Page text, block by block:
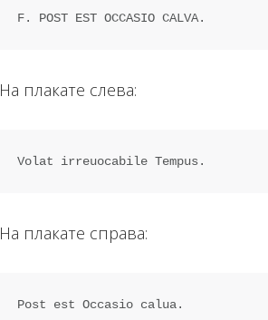
F. POST EST OCCASIO CALVA.
На плакате слева:
Volat irreuocabile Tempus.
На плакате справа:
Post est Occasio calua.